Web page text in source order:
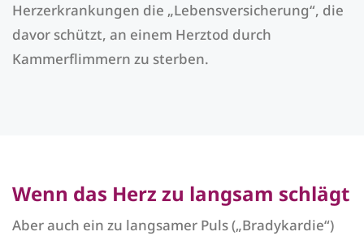
Herzerkrankungen die „Lebensversicherung“, die
davor schützt, an einem Herztod durch
Kammerflimmern zu sterben.
Wenn das Herz zu langsam schlägt
Aber auch ein zu langsamer Puls („Bradykardie“)